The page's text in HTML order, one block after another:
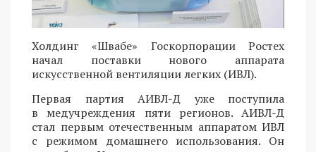
Холдинг «Швабе» Госкорпорации Ростех
начал поставки нового аппарата
искусственной вентиляции легких (ИВЛ).
Первая партия АИВЛ-Д уже поступила
в медучреждения пяти регионов. АИВЛ-Д
стал первым отечественным аппаратом ИВЛ
с режимом домашнего использования. Он